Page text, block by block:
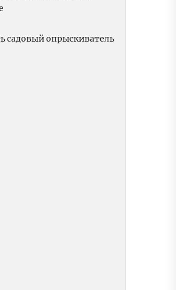
садовый опрыскиватель